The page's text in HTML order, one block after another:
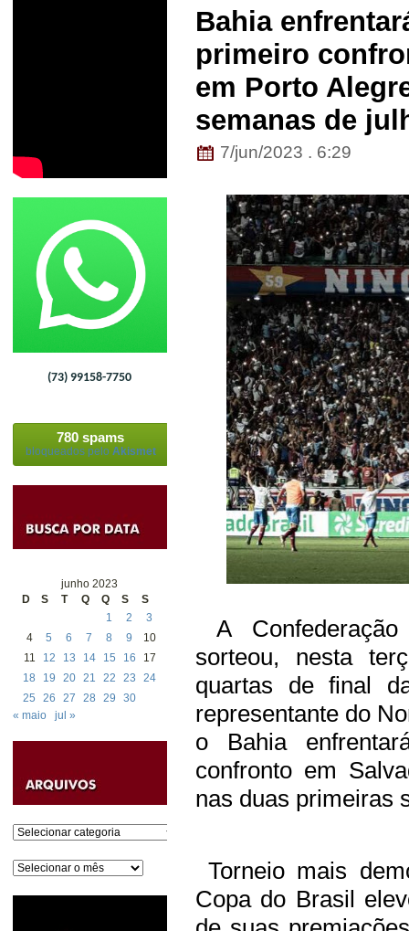
(73) 99158-7750
780 spams
bloqueados pelo Akismet
junho 2023
D
S T Q Q S
S
1
2
3
4
5 6 7 8 9
10
11
12 13 14 15 16
17
18
19 20 21 22 23
24
25
26 27 28 29
30
« maio
jul »
Categorias
Arquivos
Bahia
primeiro
em Porto
semanas de
7/jun/2023 . 6:29
A
sorteou, nesta
quartas de final
representante do
o Bahia
confronto em
nas duas primeiras
Torneio mais
Copa do Brasil